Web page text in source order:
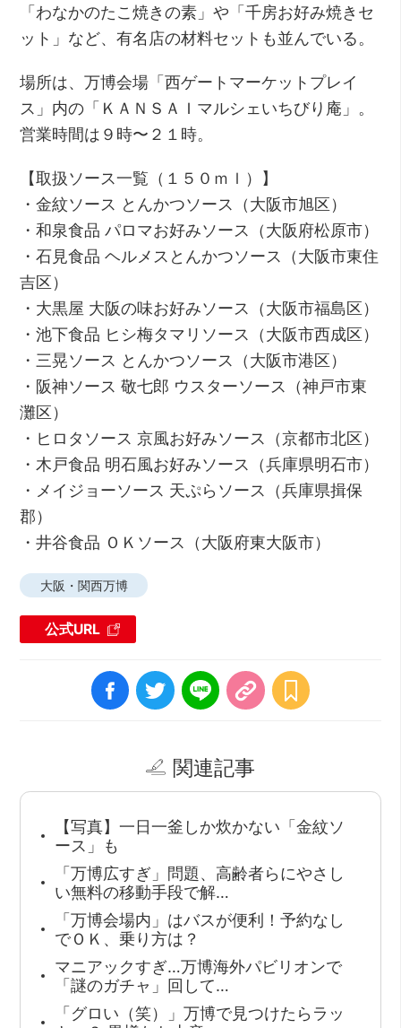
「わなかのたこ焼きの素」や「千房お好み焼きセ
ット」など、有名店の材料セットも並んでいる。
場所は、万博会場「西ゲートマーケットプレイ
ス」内の「ＫＡＮＳＡＩマルシェいちびり庵」。
営業時間は９時〜２１時。
【取扱ソース一覧（１５０ｍｌ）】
・金紋ソース とんかつソース（大阪市旭区）
・和泉食品 パロマお好みソース（大阪府松原市）
・石見食品 ヘルメスとんかつソース（大阪市東住
吉区）
・大黒屋 大阪の味お好みソース（大阪市福島区）
・池下食品 ヒシ梅タマリソース（大阪市西成区）
・三晃ソース とんかつソース（大阪市港区）
・阪神ソース 敬七郎 ウスターソース（神戸市東
灘区）
・ヒロタソース 京風お好みソース（京都市北区）
・木戸食品 明石風お好みソース（兵庫県明石市）
・メイジョーソース 天ぷらソース（兵庫県揖保
郡）
・井谷食品 ＯＫソース（大阪府東大阪市）
大阪・関西万博
公式URL
関連記事
【写真】一日一釜しか炊かない「金紋ソ
ース」も
「万博広すぎ」問題、高齢者らにやさし
い無料の移動手段で解…
「万博会場内」はバスが便利！予約なし
でＯＫ、乗り方は？
マニアックすぎ…万博海外パビリオンで
「謎のガチャ」回して…
「グロい（笑）」万博で見つけたらラッ